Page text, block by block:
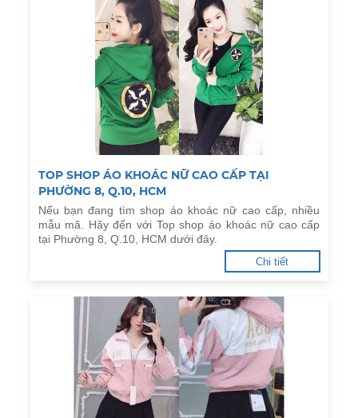
TOP SHOP ÁO KHOÁC NỮ CAO CẤP TẠI
PHƯỜNG 8, Q.10, HCM
Nếu bạn đang tìm shop áo khoác nữ cao cấp, nhiều
mẫu mã. Hãy đến với Top shop áo khoác nữ cao cấp
tại Phường 8, Q.10, HCM dưới đây.
Chi tiết